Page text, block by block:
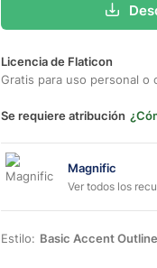
Licencia de Flaticon
Gratis para uso personal o
Se requiere atribución
Magnific
Ver todos los
Estilo: Basic Accent Outline